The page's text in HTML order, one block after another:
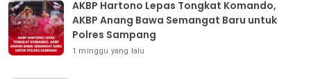
AKBP Hartono Lepas Tongkat Komando,
AKBP Anang Bawa Semangat Baru untuk
Polres Sampang
1 minggu yang lalu